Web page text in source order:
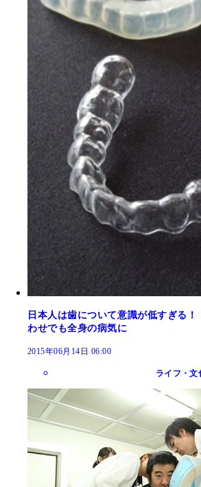
日本人は歯について意識が低すぎる
わせでも全身の病気に
2015年06月14日 06:00
ライフ・文